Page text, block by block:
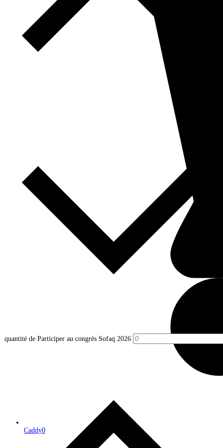
Caddy0
quantité de Participer au congrès Sofaq 2026